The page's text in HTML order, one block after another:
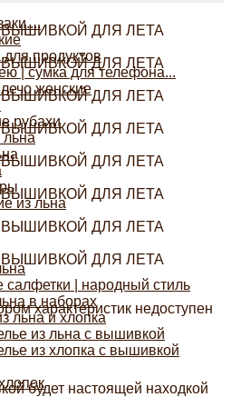
продуктов
| сумка для телефона...
женские
рубахи
из льна
салфетки | народный стиль
в наборах
льна и хлопка
из льна с вышивкой
из хлопка с вышивкой
характеристик недоступен
будет настоящей находкой